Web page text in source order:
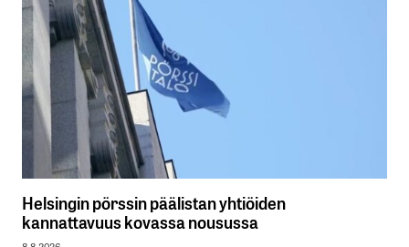
Helsingin pörssin päälistan yhtiöiden
kannattavuus kovassa nousussa